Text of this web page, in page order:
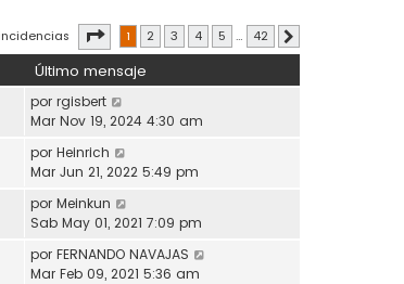
Página1 de 42
1 2 3 4 5 … 42
Último mensaje
por rgisbert
Mar Nov 19, 2024 4:30 am
por Heinrich
Mar Jun 21, 2022 5:49 pm
por Meinkun
Sab May 01, 2021 7:09 pm
por FERNANDO NAVAJAS
Mar Feb 09, 2021 5:36 am